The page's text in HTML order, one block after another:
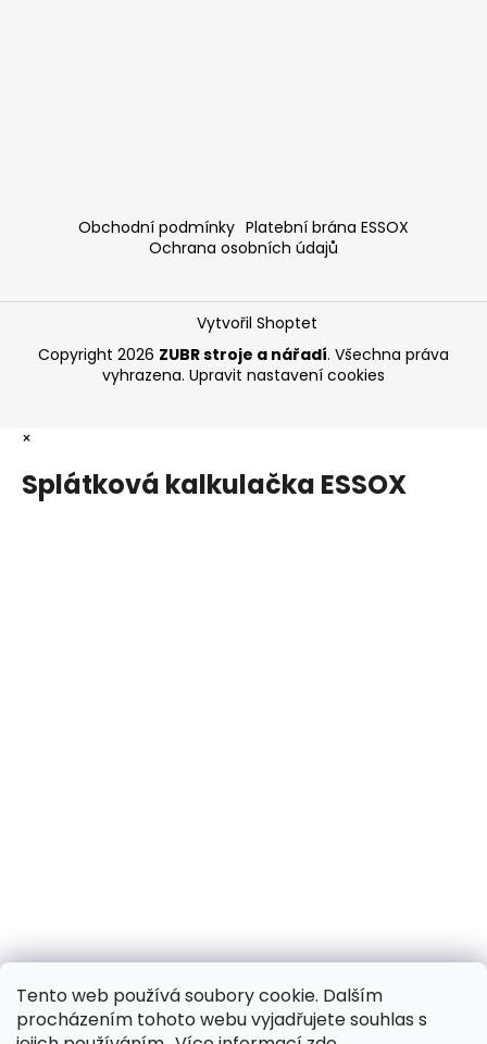
Tento web používá soubory cookie. Dalším
procházením tohoto webu vyjadřujete souhlas s
Obchodní podmínky Platební brána ESSOX
Ochrana osobních údajů
Vytvořil Shoptet
Copyright 2026 ZUBR stroje a nářadí. Všechna práva
vyhrazena. Upravit nastavení cookies
×
Splátková kalkulačka ESSOX